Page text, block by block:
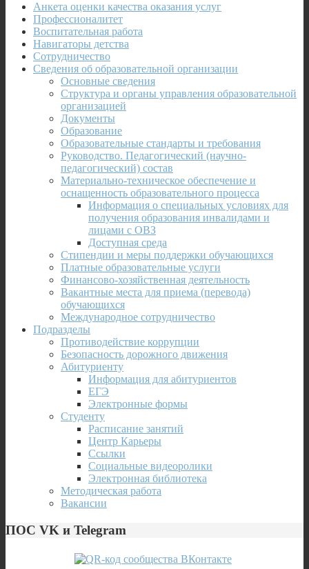
Анкета оценки качества оказания услуг
Профессионалитет
Воспитательная работа
Навигаторы детства
Сотрудничество
Сведения об образовательной организации
Основные сведения
Структура и органы управления образовательной
организацией
Документы
Образование
Образовательные стандарты и требования
Руководство. Педагогический (научно-
педагогический) состав
Материально-техническое обеспечение и
оснащенность образовательного процесса
Информация о специальных условиях для
получения образования инвалидами и
лицами с ОВЗ
Доступная среда
Стипендии и меры поддержки обучающихся
Платные образовательные услуги
Финансово-хозяйственная деятельность
Вакантные места для приема (перевода)
обучающихся
Международное сотрудничество
Подразделы
Противодействие коррупции
Безопасность дорожного движения
Абитуриенту
Информация для абитуриентов
ЕГЭ
Электронные формы
Студенту
Расписание занятий
Центр Карьеры
Ссылки
Социальные видеоролики
Электронная библиотека
Методическая работа
Вакансии
ПОС VK и Telegram